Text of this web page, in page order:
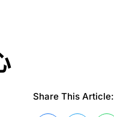
Share This Article: